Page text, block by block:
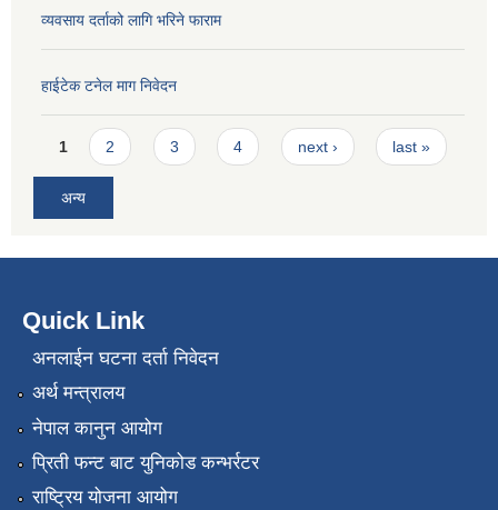
व्यवसाय दर्ताको लागि भरिने फाराम
हाईटेक टनेल माग निवेदन
Pages
1 2 3 4 next › last »
अन्य
Quick Link
अनलाईन घटना दर्ता निवेदन
अर्थ मन्त्रालय
नेपाल कानुन आयोग
प्रिती फन्ट बाट युनिकोड कन्भर्रटर
राष्ट्रिय योजना आयोग